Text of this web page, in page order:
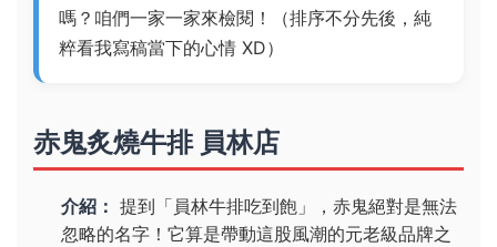
嗎？咱們一家一家來檢閱！（排序不分先後，純
粹看我寫稿當下的心情 XD）
赤鬼炙燒牛排 員林店
介紹： 提到「員林牛排吃到飽」，赤鬼絕對是無法
忽略的名字！它算是帶動這股風潮的元老級品牌之